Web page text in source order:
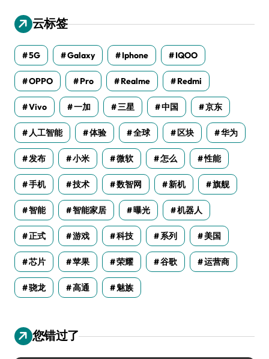
云标签
5G Galaxy Iphone IQOO
OPPO Pro Realme Redmi
Vivo 一加 三星 中国 京东
人工智能 体验 全球 区块 华为
发布 小米 微软 怎么 性能
手机 技术 数智网 新机 旗舰
智能 智能家居 曝光 机器人
正式 游戏 科技 系列 美国
芯片 苹果 荣耀 谷歌 运营商
骁龙 高通 魅族
您错过了